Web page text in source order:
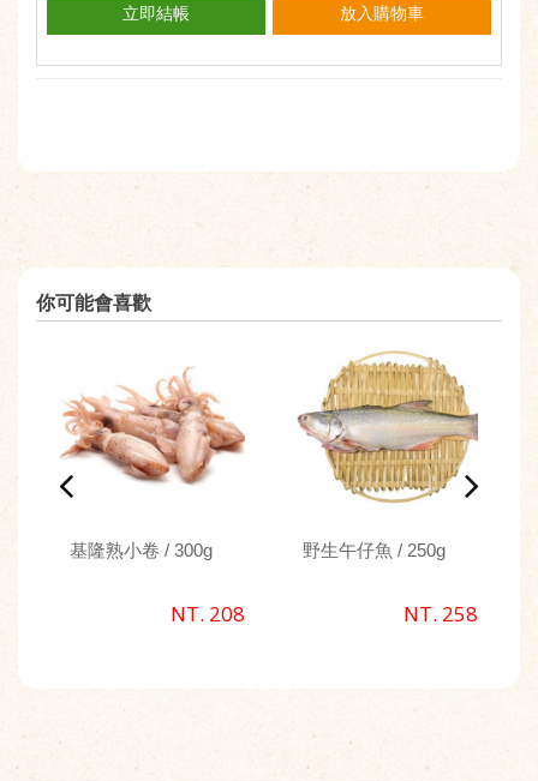
立即結帳 放入購物車
你可能會喜歡
基隆熟小卷 / 300g
NT. 208
野生午仔魚 / 250g
NT. 258